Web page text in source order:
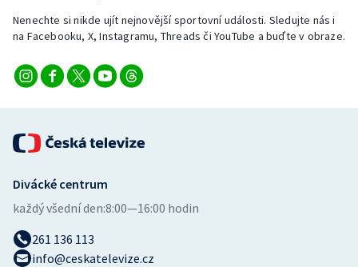
Veslování
Vodní slalom
Ostatní
Nenechte si nikde ujít nejnovější sportovní události. Sledujte nás i
na Facebooku, X, Instagramu, Threads či YouTube a buďte v obraze.
Divácké centrum
každý všední den:8:00—16:00 hodin
261 136 113
info@ceskatelevize.cz